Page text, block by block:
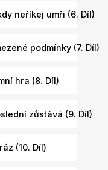
neříkej umři (6. Díl)
podmínky (7. Díl)
hra (8. Díl)
zůstává (9. Díl)
(10. Díl)